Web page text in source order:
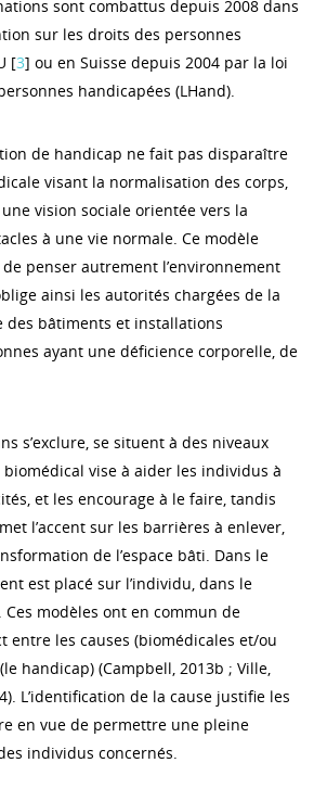
sont combattus depuis 2008 dans
sur les droits des personnes
[3] ou en Suisse depuis 2004 par la loi
handicapées (LHand).
de handicap ne fait pas disparaître
visant la normalisation des corps,
vision sociale orientée vers la
à une vie normale. Ce modèle
penser autrement l’environnement
ainsi les autorités chargées de la
bâtiments et installations
ayant une déficience corporelle, de
s’exclure, se situent à des niveaux
vise à aider les individus à
et les encourage à le faire, tandis
l’accent sur les barrières à enlever,
de l’espace bâti. Dans le
est placé sur l’individu, dans le
modèles ont en commun de
entre les causes (biomédicales et/ou
handicap) (Campbell, 2013b ; Ville,
L’identification de la cause justifie les
en vue de permettre une pleine
individus concernés.